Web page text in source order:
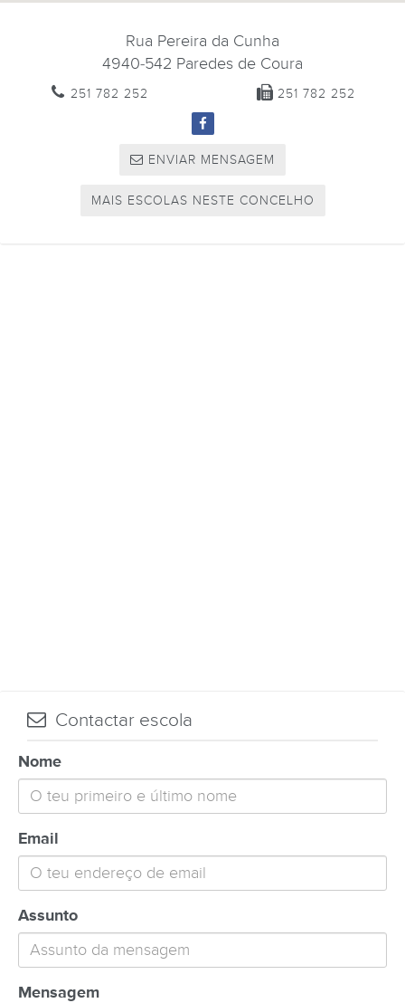
Rua Pereira da Cunha
4940-542 Paredes de Coura
251 782 252 251 782 252
ENVIAR MENSAGEM
MAIS ESCOLAS NESTE CONCELHO
Contactar escola
Nome
Email
Assunto
Mensagem